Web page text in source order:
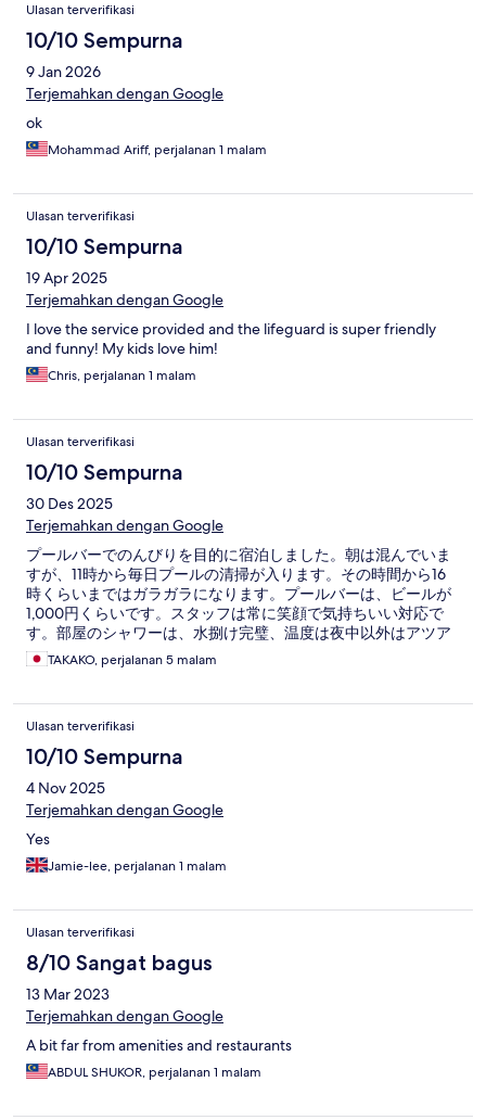
Ulasan terverifikasi
10/10 Sempurna
9 Jan 2026
Terjemahkan dengan Google
ok
Mohammad Ariff, perjalanan 1 malam
Ulasan terverifikasi
10/10 Sempurna
19 Apr 2025
Terjemahkan dengan Google
I love the service provided and the lifeguard is super friendly
and funny! My kids love him!
Chris, perjalanan 1 malam
Ulasan terverifikasi
10/10 Sempurna
30 Des 2025
Terjemahkan dengan Google
プールバーでのんびりを目的に宿泊しました。朝は混んでいま
すが、11時から毎日プールの清掃が入ります。その時間から16
時くらいまではガラガラになります。プールバーは、ビールが
1,000円くらいです。スタッフは常に笑顔で気持ちいい対応で
す。部屋のシャワーは、水捌け完璧、温度は夜中以外はアツア
ツ。トイレットペーパーは東南アジア仕様なので、巻きが甘い
です。日本から持参して正解。お水も毎日4本補充されます。宿
た。特にスタッフの方たちの笑顔とホスピタリティが良かった
です。
TAKAKO, perjalanan 5 malam
Ulasan terverifikasi
10/10 Sempurna
4 Nov 2025
Terjemahkan dengan Google
Yes
Jamie-lee, perjalanan 1 malam
Ulasan terverifikasi
8/10 Sangat bagus
13 Mar 2023
Terjemahkan dengan Google
A bit far from amenities and restaurants
ABDUL SHUKOR, perjalanan 1 malam